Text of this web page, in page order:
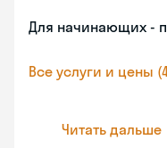
Для начинающих -
Все услуги и цены
Читать дальше